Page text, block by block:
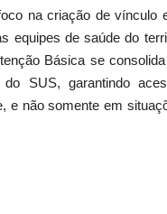
na criação de vínculo
equipes de saúde do
Básica se
SUS, garantindo
e não somente em